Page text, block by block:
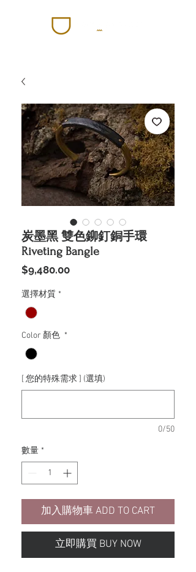
炭墨黑 雙色鉚釘銅手環
Riveting Bangle
$9,480.00價
選擇材質 *
Color 顏色 *
[ 您的特殊需求 ] (選填)
0/50
數量 *
加入購物車 ADD TO CART
立即購買 BUY NOW